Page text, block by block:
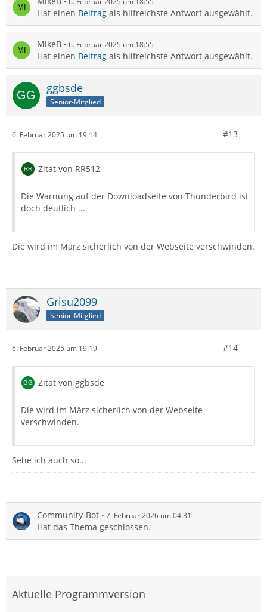
Hat einen Beitrag als hilfreichste Antwort ausgewählt.
MikeB 6. Februar 2025 um 18:55
Hat einen Beitrag als hilfreichste Antwort ausgewählt.
ggbsde
Senior-Mitglied
6. Februar 2025 um 19:14 #13
Zitat von RR512
Die Warnung auf der Downloadseite von Thunderbird ist
doch deutlich ...
Die wird im März sicherlich von der Webseite verschwinden.
Grisu2099
Senior-Mitglied
6. Februar 2025 um 19:19 #14
Zitat von ggbsde
Die wird im März sicherlich von der Webseite
verschwinden.
Sehe ich auch so...
Community-Bot 7. Februar 2026 um 04:31
Hat das Thema geschlossen.
Aktuelle Programmversion